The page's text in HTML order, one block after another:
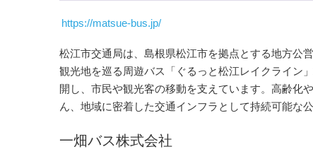
https://matsue-bus.jp/
松江市交通局は、島根県松江市を拠点とする地方公
観光地を巡る周遊バス「ぐるっと松江レイクライン
開し、市民や観光客の移動を支えています。高齢化
ん、地域に密着した交通インフラとして持続可能な
一畑バス株式会社